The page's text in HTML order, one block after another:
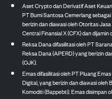
Aset Crypto dan Derivatif Aset
PT Bumi Santosa Cemerlang
berizin dan diawasi oleh Otoritas
Central Finansial X (CFX) dan
Reksa Dana difasilitasi oleh PT
Reksa Dana (APERD) yang berizin
(OJK).
Emas difasilitasi oleh PT Pluang
Digital, yang berizin dan diawasi
Komoditi (Bappebti). Emas disimpan